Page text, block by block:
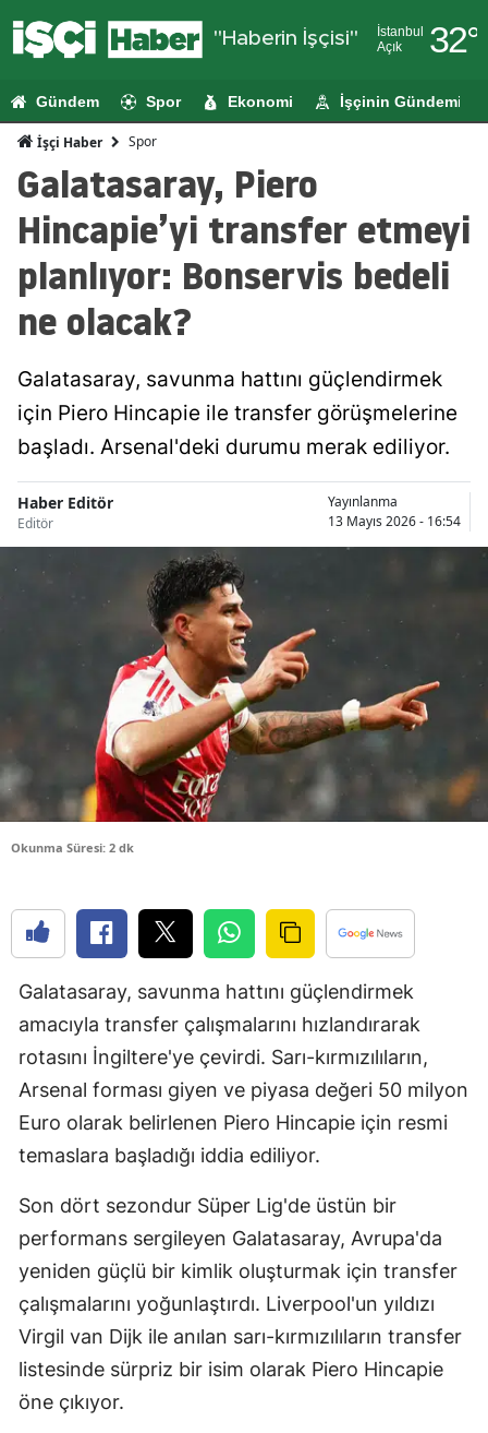
"Haberin İşçisi"
İstanbul
Açık
32°
Adıyaman
Amasya
Ankara
Artvin
Aydın
Bilecik
Bitlis
Burdur
Bursa
Çanakkale
Çankırı
Denizli
Diyarbakır
Edirne
Elazığ
Erzincan
Gaziantep
Giresun
Gümüşhane
Hakkari
Gündem Spor Ekonomi İşçinin Gündemi
İşçi Haber Spor
Galatasaray, Piero
Hincapie’yi transfer etmeyi
planlıyor: Bonservis bedeli
ne olacak?
Galatasaray, savunma hattını güçlendirmek
için Piero Hincapie ile transfer görüşmelerine
başladı. Arsenal'deki durumu merak ediliyor.
Haber Editör
Editör
Yayınlanma
13 Mayıs 2026 - 16:54
Okunma Süresi: 2 dk
Galatasaray, savunma hattını güçlendirmek
amacıyla transfer çalışmalarını hızlandırarak
rotasını İngiltere'ye çevirdi. Sarı-kırmızılıların,
Arsenal forması giyen ve piyasa değeri 50 milyon
Euro olarak belirlenen Piero Hincapie için resmi
temaslara başladığı iddia ediliyor.
Son dört sezondur Süper Lig'de üstün bir
performans sergileyen Galatasaray, Avrupa'da
yeniden güçlü bir kimlik oluşturmak için transfer
çalışmalarını yoğunlaştırdı. Liverpool'un yıldızı
Virgil van Dijk ile anılan sarı-kırmızılıların transfer
listesinde sürpriz bir isim olarak Piero Hincapie
öne çıkıyor.